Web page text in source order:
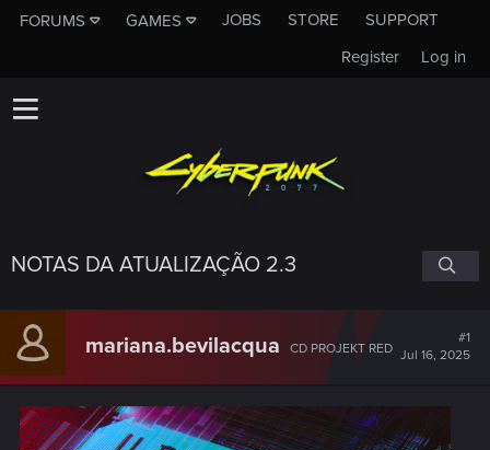
FORUMS GAMES JOBS STORE
SUPPORT
Log in
Register
NOTAS DA ATUALIZAÇÃO 2.3
mariana.bevilacqua CD PROJEKT RED
#1
Jul 16, 2025